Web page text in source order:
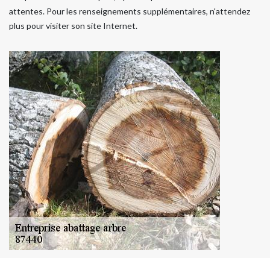
attentes. Pour les renseignements supplémentaires, n'attendez
plus pour visiter son site Internet.